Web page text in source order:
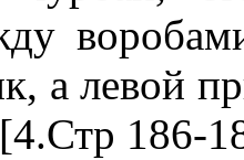
а левой
186-